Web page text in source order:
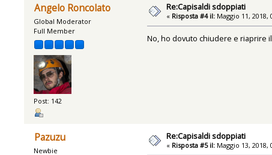
Angelo Roncolato
Global Moderator
Full Member
Post: 142
Re:Capisaldi sdoppiati
« Risposta #4 il: Maggio 11, 2018,
No, ho dovuto chiudere e riaprire
Pazuzu
Newbie
Re:Capisaldi sdoppiati
« Risposta #5 il: Maggio 13, 2018,